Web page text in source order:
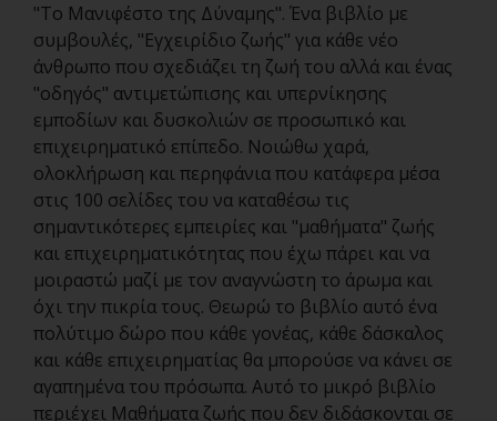
"Το Μανιφέστο της Δύναμης". Ένα βιβλίο με
συμβουλές, "Εγχειρίδιο ζωής" για κάθε νέο
άνθρωπο που σχεδιάζει τη ζωή του αλλά και ένας
"οδηγός" αντιμετώπισης και υπερνίκησης
εμποδίων και δυσκολιών σε προσωπικό και
επιχειρηματικό επίπεδο. Νοιώθω χαρά,
ολοκλήρωση και περηφάνια που κατάφερα μέσα
στις 100 σελίδες του να καταθέσω τις
σημαντικότερες εμπειρίες και "μαθήματα" ζωής
και επιχειρηματικότητας που έχω πάρει και να
μοιραστώ μαζί με τον αναγνώστη το άρωμα και
όχι την πικρία τους. Θεωρώ το βιβλίο αυτό ένα
πολύτιμο δώρο που κάθε γονέας, κάθε δάσκαλος
και κάθε επιχειρηματίας θα μπορούσε να κάνει σε
αγαπημένα του πρόσωπα. Αυτό το μικρό βιβλίο
περιέχει Μαθήματα ζωής που δεν διδάσκονται σε